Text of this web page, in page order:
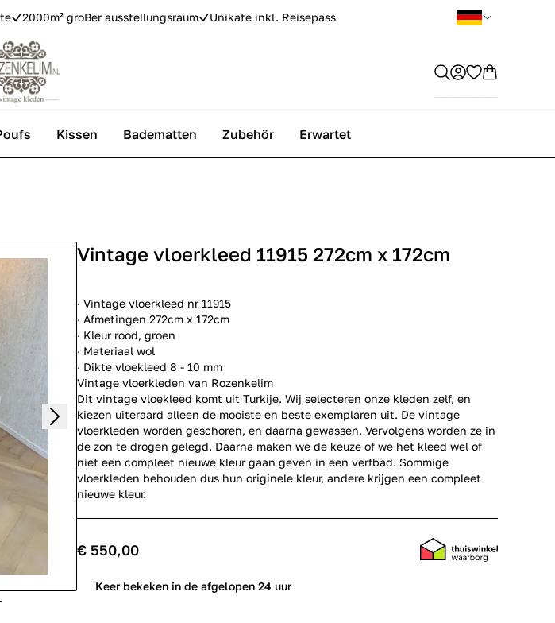
2000m² groBer ausstellungsraum Unikate inkl. Reisepass
Replica Teppiche
Kissen Badematten Zubehör Erwartet
Vintage vloerkleed 11915 272cm x 172cm
· Vintage vloerkleed nr 11915
· Afmetingen 272cm x 172cm
· Kleur rood, groen
· Materiaal wol
· Dikte vloekleed 8 - 10 mm
Vintage vloerkleden van Rozenkelim
Dit vintage vloekleed komt uit Turkije. Wij selecteren onze kleden zelf, en
kiezen uiteraard alleen de mooiste en beste exemplaren uit. De vintage
vloerkleden worden geschoren, en daarna gewassen. Vervolgens worden ze in
de zon te drogen gelegd. Daarna maken we de keuze of we het kleed wel of
niet een compleet nieuwe kleur gaan geven in een verfbad. Sommige
vloerkleden behouden dus hun originele kleur, andere krijgen een compleet
nieuwe kleur.
€ 550,00
Keer bekeken in de afgelopen 24 uur